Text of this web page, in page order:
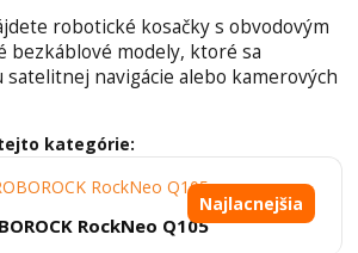
robotické kosačky s obvodovým
bezkáblové modely, ktoré sa
navigácie alebo kamerových
kategórie:
Najlacnejšia
RockNeo Q105